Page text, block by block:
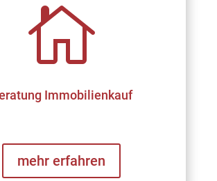

Immobilienkauf
mehr erfahren